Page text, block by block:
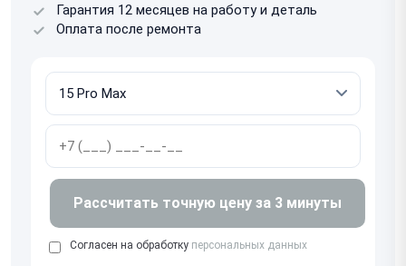
Гарантия 12 месяцев на работу и деталь
Оплата после ремонта
Рассчитать точную цену за 3 минуты
Согласен на обработку персональных данных